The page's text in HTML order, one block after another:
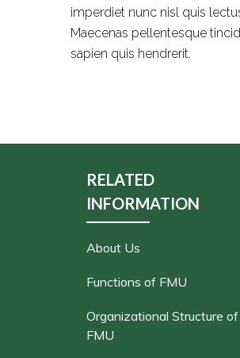
imperdiet nunc nisl quis
Maecenas pellentesque
sapien quis hendrerit.
RELATED
INFORMATION
About Us
Functions of FMU
Organizational Structure of
FMU